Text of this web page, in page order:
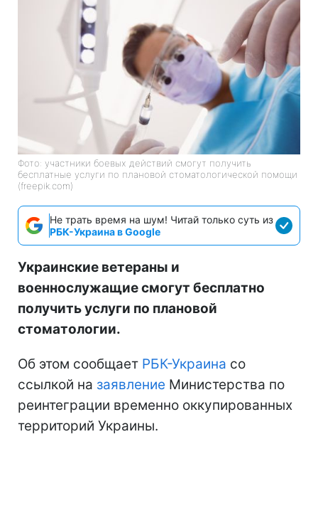
Фото: участники боевых действий смогут получить
бесплатные услуги по плановой стоматологической помощи
(freepik.com)
Не трать время на шум! Читай только суть из
РБК-Украина в Google
Украинские ветераны и
военнослужащие смогут бесплатно
получить услуги по плановой
стоматологии.
Об этом сообщает РБК-Украина со
ссылкой на заявление Министерства по
реинтеграции временно оккупированных
территорий Украины.